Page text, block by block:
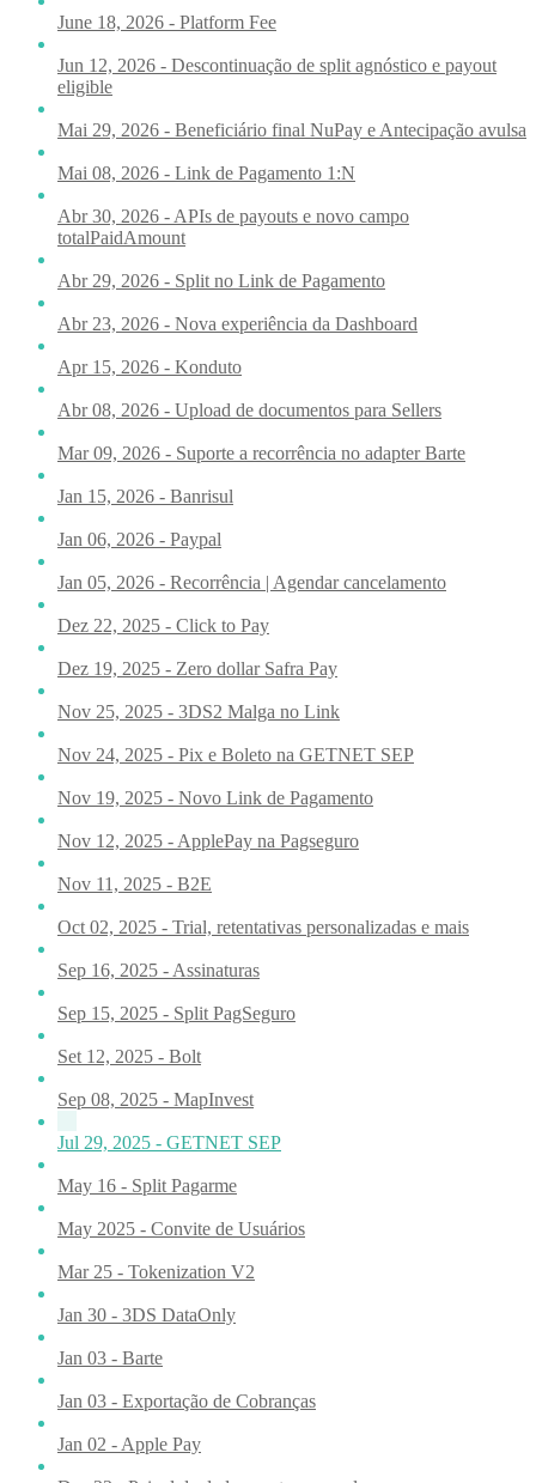
June 18, 2026 - Platform Fee
Jun 12, 2026 - Descontinuação de split agnóstico e payout
eligible
Mai 29, 2026 - Beneficiário final NuPay e Antecipação avulsa
Mai 08, 2026 - Link de Pagamento 1:N
Abr 30, 2026 - APIs de payouts e novo campo
totalPaidAmount
Abr 29, 2026 - Split no Link de Pagamento
Abr 23, 2026 - Nova experiência da Dashboard
Apr 15, 2026 - Konduto
Abr 08, 2026 - Upload de documentos para Sellers
Mar 09, 2026 - Suporte a recorrência no adapter Barte
Jan 15, 2026 - Banrisul
Jan 06, 2026 - Paypal
Jan 05, 2026 - Recorrência | Agendar cancelamento
Dez 22, 2025 - Click to Pay
Dez 19, 2025 - Zero dollar Safra Pay
Nov 25, 2025 - 3DS2 Malga no Link
Nov 24, 2025 - Pix e Boleto na GETNET SEP
Nov 19, 2025 - Novo Link de Pagamento
Nov 12, 2025 - ApplePay na Pagseguro
Nov 11, 2025 - B2E
Oct 02, 2025 - Trial, retentativas personalizadas e mais
Sep 16, 2025 - Assinaturas
Sep 15, 2025 - Split PagSeguro
Set 12, 2025 - Bolt
Sep 08, 2025 - MapInvest
Jul 29, 2025 - GETNET SEP
May 16 - Split Pagarme
May 2025 - Convite de Usuários
Mar 25 - Tokenization V2
Jan 30 - 3DS DataOnly
Jan 03 - Barte
Jan 03 - Exportação de Cobranças
Jan 02 - Apple Pay